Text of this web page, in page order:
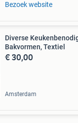
Bezoek website
Diverse
Bakvormen, Textiel
€ 30,00
Amsterdam